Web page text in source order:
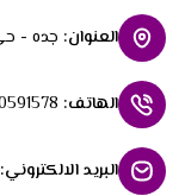
العنوان: جده -
الهاتف:
البريد الالكتروني: